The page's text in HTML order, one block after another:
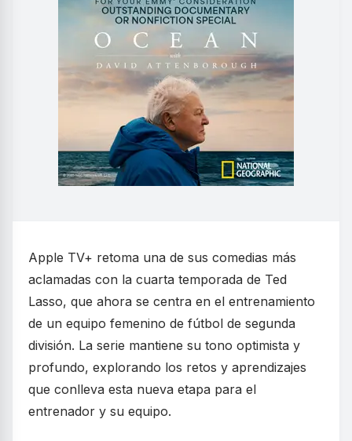
Apple TV+ retoma una de sus comedias más
aclamadas con la cuarta temporada de Ted
Lasso, que ahora se centra en el entrenamiento
de un equipo femenino de fútbol de segunda
división. La serie mantiene su tono optimista y
profundo, explorando los retos y aprendizajes
que conlleva esta nueva etapa para el
entrenador y su equipo.